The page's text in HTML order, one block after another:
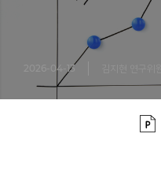
2026-04-13